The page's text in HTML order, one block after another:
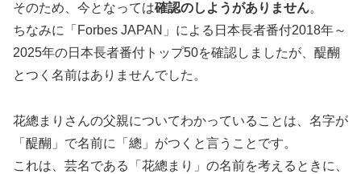
そのため、今となっては確認のしようがありません。
ちなみに「Forbes JAPAN」による日本長者番付2018年～
2025年の日本長者番付トップ50を確認しましたが、醍醐
とつく名前はありませんでした。
花總まりさんの父親についてわかっていることは、名字が
「醍醐」で名前に「總」がつくと言うことです。
これは、芸名である「花總まり」の名前を考えるときに、